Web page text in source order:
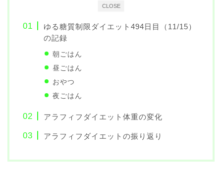
CLOSE
ゆる糖質制限ダイエット494日目（11/15）
の記録
朝ごはん
昼ごはん
おやつ
夜ごはん
アラフィフダイエット体重の変化
アラフィフダイエットの振り返り